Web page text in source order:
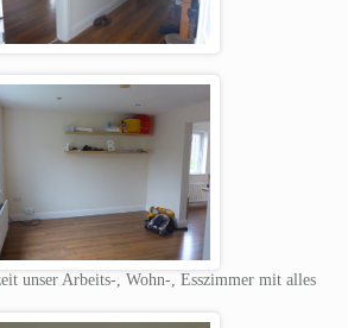
unser Arbeits-, Wohn-, Esszimmer mit alles